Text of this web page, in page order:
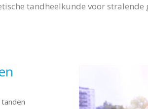
tandheelkunde voor stralende